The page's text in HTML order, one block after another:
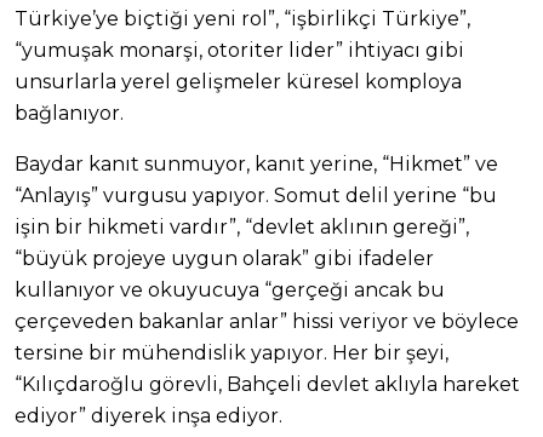
Türkiye’ye biçtiği yeni rol”, “işbirlikçi Türkiye”,
“yumuşak monarşi, otoriter lider” ihtiyacı gibi
unsurlarla yerel gelişmeler küresel komploya
bağlanıyor.
Baydar kanıt sunmuyor, kanıt yerine, “Hikmet” ve
“Anlayış” vurgusu yapıyor. Somut delil yerine “bu
işin bir hikmeti vardır”, “devlet aklının gereği”,
“büyük projeye uygun olarak” gibi ifadeler
kullanıyor ve okuyucuya “gerçeği ancak bu
çerçeveden bakanlar anlar” hissi veriyor ve böylece
tersine bir mühendislik yapıyor. Her bir şeyi,
“Kılıçdaroğlu görevli, Bahçeli devlet aklıyla hareket
ediyor” diyerek inşa ediyor.